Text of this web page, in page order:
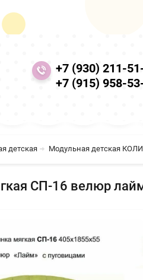
+7 (930) 211-
+7 (915) 958-
детская Модульная детская
СП-16 велюр